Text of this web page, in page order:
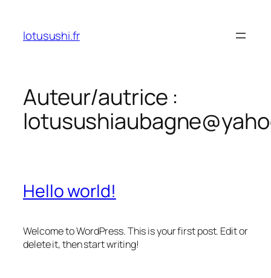
contenu
lotusushi.fr
Auteur/autrice :
Hello world!
Welcome to WordPress. This is your first post. Edit or
delete it, then start writing!